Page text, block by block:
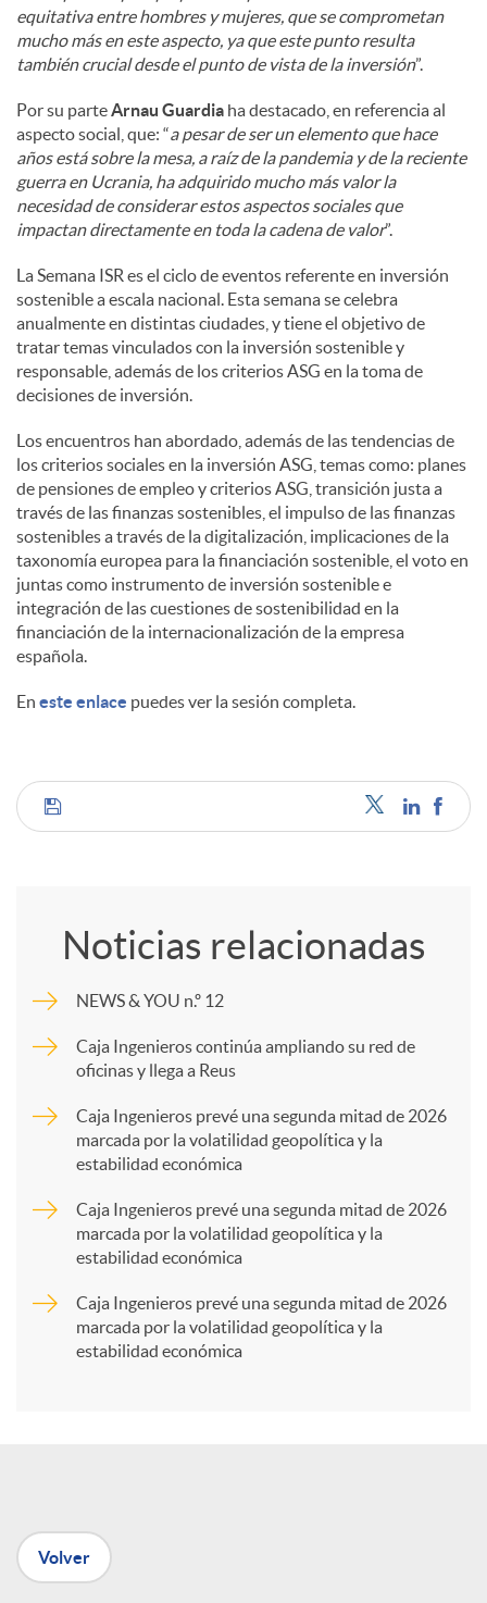
equitativa entre hombres y mujeres, que se comprometan
mucho más en este aspecto, ya que este punto resulta
también crucial desde el punto de vista de la inversión”.
Por su parteArnau Guardia ha destacado, en referencia al
aspecto social, que: “a pesar de ser un elemento que hace
años está sobre la mesa, a raíz de la pandemia y de la reciente
guerra en Ucrania, ha adquirido mucho más valor la
necesidad de considerar estos aspectos sociales que
impactan directamente en toda la cadena de valor”.
La Semana ISR es el ciclo de eventos referente en inversión
sostenible a escala nacional. Esta semana se celebra
anualmente en distintas ciudades, y tiene el objetivo de
tratar temas vinculados con la inversión sostenible y
responsable, además de los criterios ASG en la toma de
decisiones de inversión.
Los encuentros han abordado, además de las tendencias de
los criterios sociales en la inversión ASG, temas como: planes
de pensiones de empleo y criterios ASG, transición justa a
través de las finanzas sostenibles, el impulso de las finanzas
sostenibles a través de la digitalización, implicaciones de la
taxonomía europea para la financiación sostenible, el voto en
juntas como instrumento de inversión sostenible e
integración de las cuestiones de sostenibilidad en la
financiación de la internacionalización de la empresa
española.
En este enlace puedes ver la sesión completa.
C
p
a
n
Noticias relacionadas
NEWS & YOU n.º 12
Caja Ingenieros continúa ampliando su red de
oficinas y llega a Reus
Caja Ingenieros prevé una segunda mitad de 2026
marcada por la volatilidad geopolítica y la
estabilidad económica
Caja Ingenieros prevé una segunda mitad de 2026
marcada por la volatilidad geopolítica y la
estabilidad económica
Caja Ingenieros prevé una segunda mitad de 2026
marcada por la volatilidad geopolítica y la
estabilidad económica
Volver